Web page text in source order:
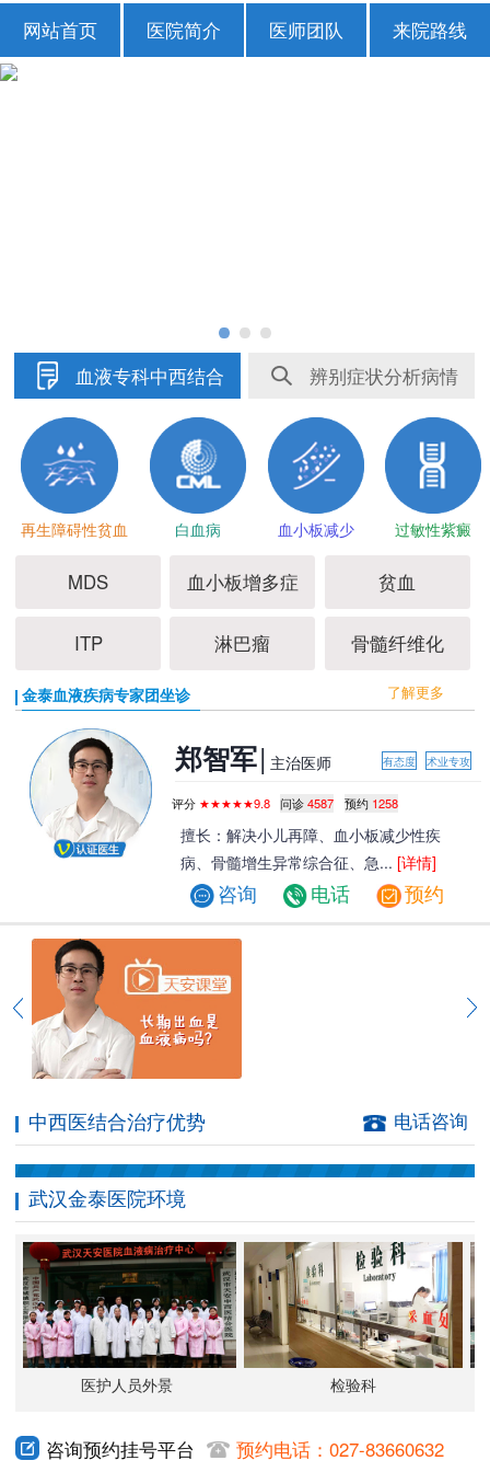
网站首页 医院简介 医师团队 来院路线
血液专科中西结合 辨别症状分析病情
再生障碍性贫血 白血病 血小板减少 过敏性紫癜
MDS 血小板增多症 贫血
ITP 淋巴瘤 骨髓纤维化
金泰血液疾病专家团坐诊 了解更多
郑智军| 主治医师 术业专攻
有态度
评分 ★★★★★9.8 问诊 4587 预约 1258
擅长：解决小儿再障、血小板减少性疾
病、骨髓增生异常综合征、急...[详情]
咨询 电话 预约
中西医结合治疗优势 电话咨询
武汉金泰医院环境
医护人员外景 检验科
咨询预约挂号平台 预约电话：027-83660632